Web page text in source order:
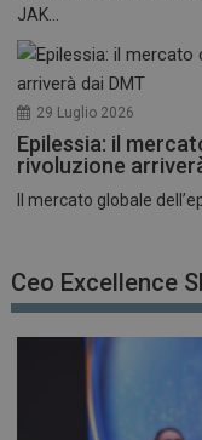
JAK...
29 Luglio 2026
Epilessia: il
rivoluzione
Il mercato globale
Ceo Excellence